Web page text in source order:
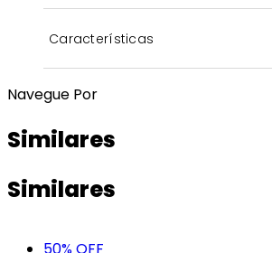
Características
Navegue Por
Similares
Similares